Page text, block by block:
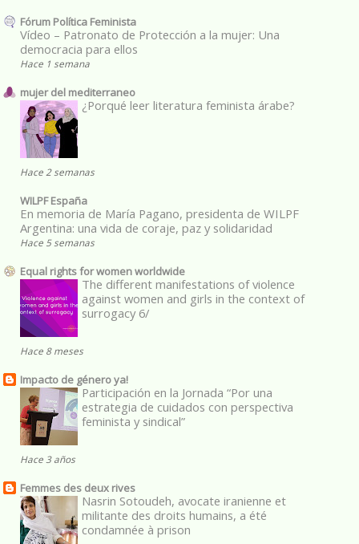
Fórum Política Feminista
Vídeo – Patronato de Protección a la mujer: Una
democracia para ellos
Hace 1 semana
mujer del mediterraneo
¿Porqué leer literatura feminista árabe?
Hace 2 semanas
WILPF España
En memoria de María Pagano, presidenta de WILPF
Argentina: una vida de coraje, paz y solidaridad
Hace 5 semanas
Equal rights for women worldwide
The different manifestations of violence
against women and girls in the context of
surrogacy 6/
Hace 8 meses
Impacto de género ya!
Participación en la Jornada “Por una
estrategia de cuidados con perspectiva
feminista y sindical”
Hace 3 años
Femmes des deux rives
Nasrin Sotoudeh, avocate iranienne et
militante des droits humains, a été
condamnée à prison